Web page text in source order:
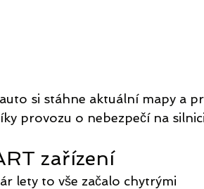
si stáhne aktuální mapy a
provozu o nebezpečí na
zařízení
lety to vše začalo chytrými